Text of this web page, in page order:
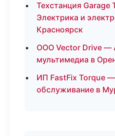
Техстанция Garage
Электрика и
Красноярск
ООО Vector Drive —
мультимедиа в
ИП FastFix Torque
обслуживание в